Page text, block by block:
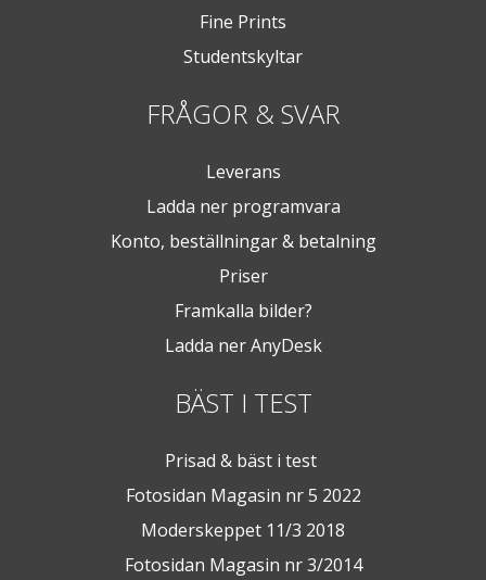
Fine Prints
Studentskyltar
FRÅGOR & SVAR
Leverans
Ladda ner programvara
Konto, beställningar & betalning
Priser
Framkalla bilder?
Ladda ner AnyDesk
BÄST I TEST
Prisad & bäst i test
Fotosidan Magasin nr 5 2022
Moderskeppet 11/3 2018
Fotosidan Magasin nr 3/2014